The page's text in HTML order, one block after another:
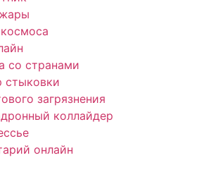
со странами
стыковки
загрязнения
коллайдер
онлайн